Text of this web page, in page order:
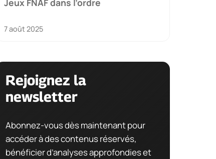
7 août 2025
Rejoignez la
newsletter
Abonnez-vous dès maintenant pour
accéder à des contenus réservés,
bénéficier d’analyses approfondies et